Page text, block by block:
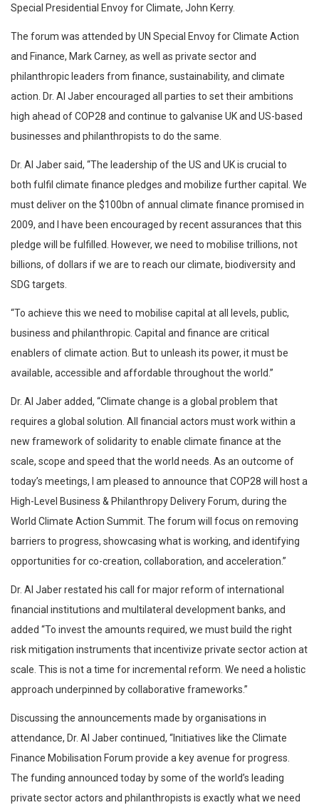
Special Presidential Envoy for Climate, John Kerry.
The forum was attended by UN Special Envoy for Climate Action
and Finance, Mark Carney, as well as private sector and
philanthropic leaders from finance, sustainability, and climate
action. Dr. Al Jaber encouraged all parties to set their ambitions
high ahead of COP28 and continue to galvanise UK and US-based
businesses and philanthropists to do the same.
Dr. Al Jaber said, “The leadership of the US and UK is crucial to
both fulfil climate finance pledges and mobilize further capital. We
must deliver on the $100bn of annual climate finance promised in
2009, and I have been encouraged by recent assurances that this
pledge will be fulfilled. However, we need to mobilise trillions, not
billions, of dollars if we are to reach our climate, biodiversity and
SDG targets.
“To achieve this we need to mobilise capital at all levels, public,
business and philanthropic. Capital and finance are critical
enablers of climate action. But to unleash its power, it must be
available, accessible and affordable throughout the world.”
Dr. Al Jaber added, “Climate change is a global problem that
requires a global solution. All financial actors must work within a
new framework of solidarity to enable climate finance at the
scale, scope and speed that the world needs. As an outcome of
today’s meetings, I am pleased to announce that COP28 will host a
High-Level Business & Philanthropy Delivery Forum, during the
World Climate Action Summit. The forum will focus on removing
barriers to progress, showcasing what is working, and identifying
opportunities for co-creation, collaboration, and acceleration.”
Dr. Al Jaber restated his call for major reform of international
financial institutions and multilateral development banks, and
added “To invest the amounts required, we must build the right
risk mitigation instruments that incentivize private sector action at
scale. This is not a time for incremental reform. We need a holistic
approach underpinned by collaborative frameworks.”
Discussing the announcements made by organisations in
attendance, Dr. Al Jaber continued, “Initiatives like the Climate
Finance Mobilisation Forum provide a key avenue for progress.
The funding announced today by some of the world’s leading
private sector actors and philanthropists is exactly what we need